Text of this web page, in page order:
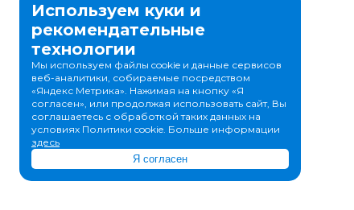
Используем куки и
рекомендательные
технологии
Мы используем файлы cookie и данные сервисов
веб-аналитики, собираемые посредством
«Яндекс Метрика». Нажимая на кнопку «Я
согласен», или продолжая использовать сайт, Вы
соглашаетесь с обработкой таких данных на
условиях Политики cookie. Больше информации
здесь
Я согласен